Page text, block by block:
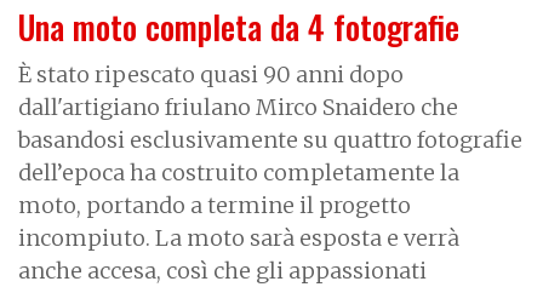
Una moto completa da 4 fotografie
È stato ripescato quasi 90 anni dopo
dall'artigiano friulano Mirco Snaidero che
basandosi esclusivamente su quattro fotografie
dell’epoca ha costruito completamente la
moto, portando a termine il progetto
incompiuto. La moto sarà esposta e verrà
anche accesa, così che gli appassionati